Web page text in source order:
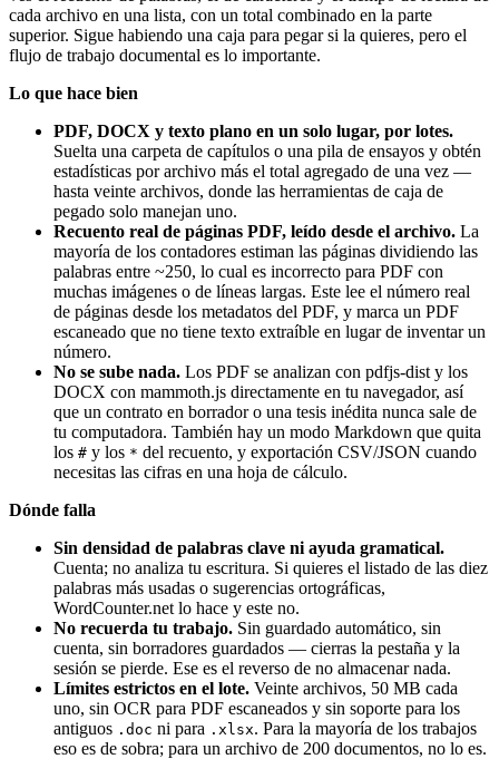
cada archivo en una lista, con un total combinado en la parte
superior. Sigue habiendo una caja para pegar si la quieres, pero el
flujo de trabajo documental es lo importante.
Lo que hace bien
PDF, DOCX y texto plano en un solo lugar, por lotes.
Suelta una carpeta de capítulos o una pila de ensayos y obtén
estadísticas por archivo más el total agregado de una vez —
hasta veinte archivos, donde las herramientas de caja de
pegado solo manejan uno.
Recuento real de páginas PDF, leído desde el archivo. La
mayoría de los contadores estiman las páginas dividiendo las
palabras entre ~250, lo cual es incorrecto para PDF con
muchas imágenes o de líneas largas. Este lee el número real
de páginas desde los metadatos del PDF, y marca un PDF
escaneado que no tiene texto extraíble en lugar de inventar un
número.
No se sube nada. Los PDF se analizan con pdfjs-dist y los
DOCX con mammoth.js directamente en tu navegador, así
que un contrato en borrador o una tesis inédita nunca sale de
tu computadora. También hay un modo Markdown que quita
los # y los * del recuento, y exportación CSV/JSON cuando
necesitas las cifras en una hoja de cálculo.
Dónde falla
Sin densidad de palabras clave ni ayuda gramatical.
Cuenta; no analiza tu escritura. Si quieres el listado de las diez
palabras más usadas o sugerencias ortográficas,
WordCounter.net lo hace y este no.
No recuerda tu trabajo. Sin guardado automático, sin
cuenta, sin borradores guardados — cierras la pestaña y la
sesión se pierde. Ese es el reverso de no almacenar nada.
Límites estrictos en el lote. Veinte archivos, 50 MB cada
uno, sin OCR para PDF escaneados y sin soporte para los
antiguos .doc ni para .xlsx. Para la mayoría de los trabajos
eso es de sobra; para un archivo de 200 documentos, no lo es.